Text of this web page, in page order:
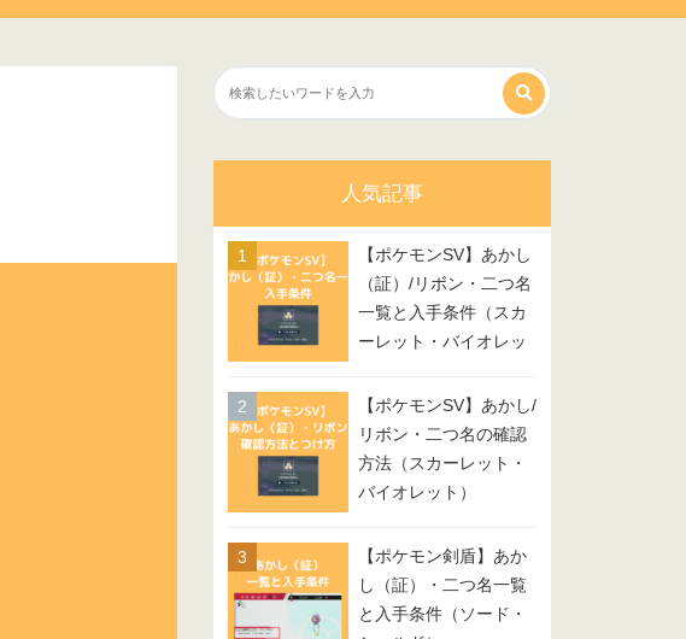
人気記事
【ポケモンSV】あかし
（証）/リボン・二つ名
一覧と入手条件（スカ
ーレット・バイオレッ
【ポケモンSV】あかし/
リボン・二つ名の確認
方法（スカーレット・
バイオレット）
【ポケモン剣盾】あか
し（証）・二つ名一覧
と入手条件（ソード・